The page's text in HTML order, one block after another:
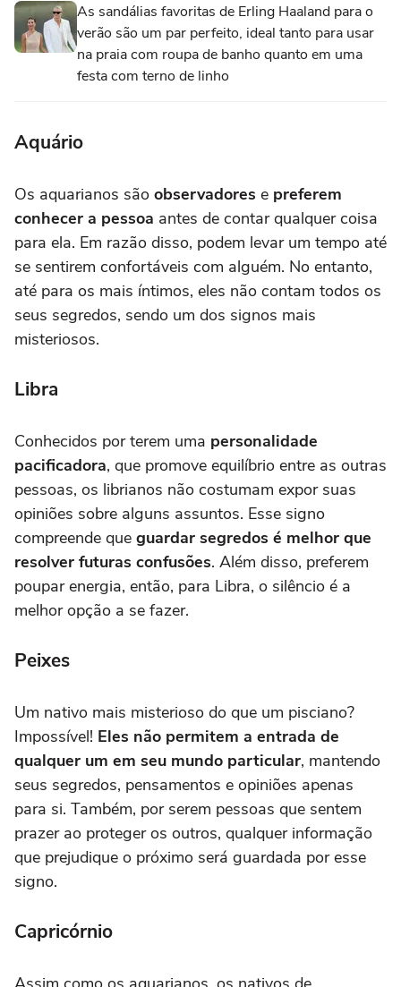
As sandálias favoritas de Erling Haaland para o
verão são um par perfeito, ideal tanto para usar
na praia com roupa de banho quanto em uma
festa com terno de linho
Aquário
Os aquarianos são observadores e preferem
conhecer a pessoa antes de contar qualquer coisa
para ela. Em razão disso, podem levar um tempo até
se sentirem confortáveis com alguém. No entanto,
até para os mais íntimos, eles não contam todos os
seus segredos, sendo um dos signos mais
misteriosos.
Libra
Conhecidos por terem uma personalidade
pacificadora, que promove equilíbrio entre as outras
pessoas, os librianos não costumam expor suas
opiniões sobre alguns assuntos. Esse signo
compreende que guardar segredos é melhor que
resolver futuras confusões. Além disso, preferem
poupar energia, então, para Libra, o silêncio é a
melhor opção a se fazer.
Peixes
Um nativo mais misterioso do que um pisciano?
Impossível! Eles não permitem a entrada de
qualquer um em seu mundo particular, mantendo
seus segredos, pensamentos e opiniões apenas
para si. Também, por serem pessoas que sentem
prazer ao proteger os outros, qualquer informação
que prejudique o próximo será guardada por esse
signo.
Capricórnio